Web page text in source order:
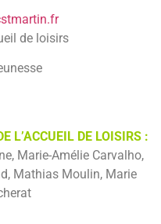
de loisirs
L’ACCUEIL DE LOISIRS :
Marie-Amélie Carvalho,
Mathias Moulin, Marie